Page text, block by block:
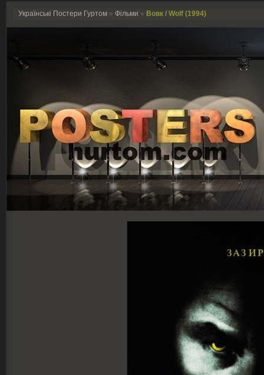
Українські Постери Гуртом » Фільми » Вовк / Wolf (1994)